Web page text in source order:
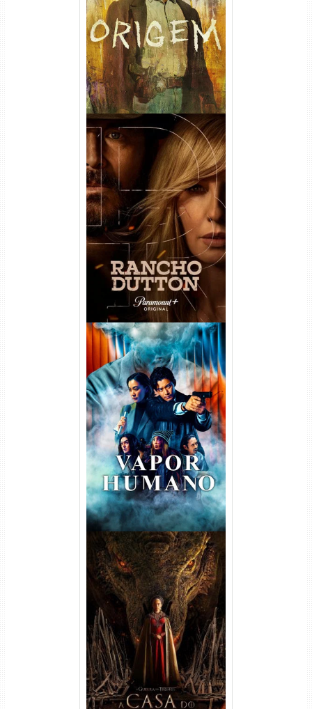
(2026) WEB-DL 1080p/4K
Dual Áudio
Rancho Dutton 1ª
Temporada Torrent (2026)
WEB-DL 1080p Dual Áudio
Vapor Humano 1ª Temporada
Torrent (2026) WEB-DL 1080p
Dual Áudio
A Casa do Dragão 1ª
Temporada Torrent (2022)
WEB-DL 720p/1080p Dual
Áudio